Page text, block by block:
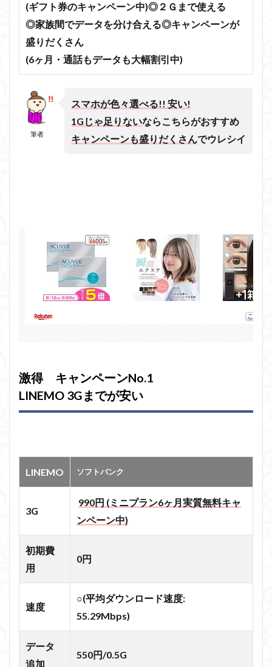
(ギフト券のキャンペーン中)◎２Ｇまで使える
◎家族間でデータを分け合える◎キャンペーンが
盛りだくさん
(6ヶ月・通話もデータも大幅割引中)
筆者
スマホが色々選べる!! 安い!
1Gじゃ足りないならこちらがおすすめ
キャンペーンも盛りだくさんでウレシイ
激得 キャンペーンNo.1
LINEMO 3Gまでが安い
LINEMO ソフトバンク
3G
990円 (ミニプラン6ヶ月実質無料キャ
ンペーン中)
初期費
用
0円
速度
○(平均ダウンロード速度:
55.29Mbps)
データ
追加
550円/0.5G